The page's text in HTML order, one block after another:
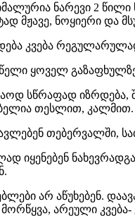
ნარევი 2
მჟავე, ნოყიერი და
კვება
ყოველ
სწრაფად იზრდება,
თესლით, კალმით.
თებერვალში,
იყენებენ
არ აწუხებენ.
მორწყვა, არეული